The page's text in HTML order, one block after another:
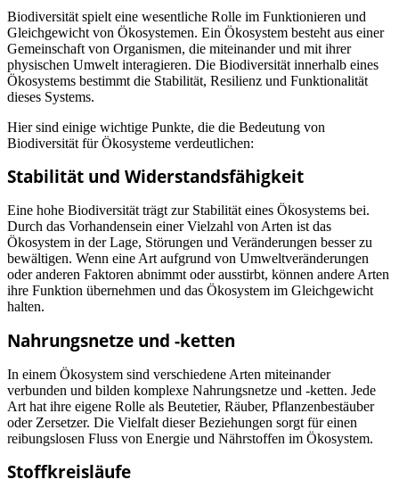
Biodiversität spielt eine wesentliche Rolle im Funktionieren und
Gleichgewicht von Ökosystemen. Ein Ökosystem besteht aus einer
Gemeinschaft von Organismen, die miteinander und mit ihrer
physischen Umwelt interagieren. Die Biodiversität innerhalb eines
Ökosystems bestimmt die Stabilität, Resilienz und Funktionalität
dieses Systems.
Hier sind einige wichtige Punkte, die die Bedeutung von
Biodiversität für Ökosysteme verdeutlichen:
Stabilität und Widerstandsfähigkeit
Eine hohe Biodiversität trägt zur Stabilität eines Ökosystems bei.
Durch das Vorhandensein einer Vielzahl von Arten ist das
Ökosystem in der Lage, Störungen und Veränderungen besser zu
bewältigen. Wenn eine Art aufgrund von Umweltveränderungen
oder anderen Faktoren abnimmt oder ausstirbt, können andere Arten
ihre Funktion übernehmen und das Ökosystem im Gleichgewicht
halten.
Nahrungsnetze und -ketten
In einem Ökosystem sind verschiedene Arten miteinander
verbunden und bilden komplexe Nahrungsnetze und -ketten. Jede
Art hat ihre eigene Rolle als Beutetier, Räuber, Pflanzenbestäuber
oder Zersetzer. Die Vielfalt dieser Beziehungen sorgt für einen
reibungslosen Fluss von Energie und Nährstoffen im Ökosystem.
Stoffkreisläufe